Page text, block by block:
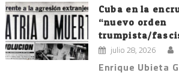
Cuba en la
“nuevo orden
trumpista/
julio 28, 2026
Enrique Ubieta